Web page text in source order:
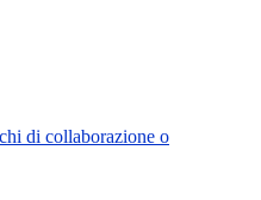
di collaborazione o